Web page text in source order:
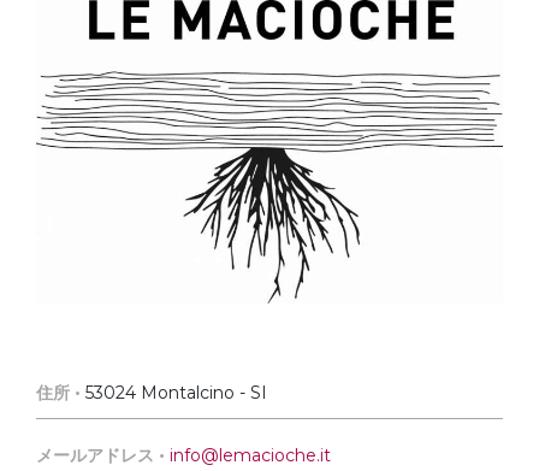
住所 • 53024 Montalcino - SI
メールアドレス • info@lemacioche.it